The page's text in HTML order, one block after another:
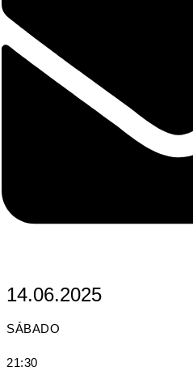
14.06.2025
SÁBADO
21:30